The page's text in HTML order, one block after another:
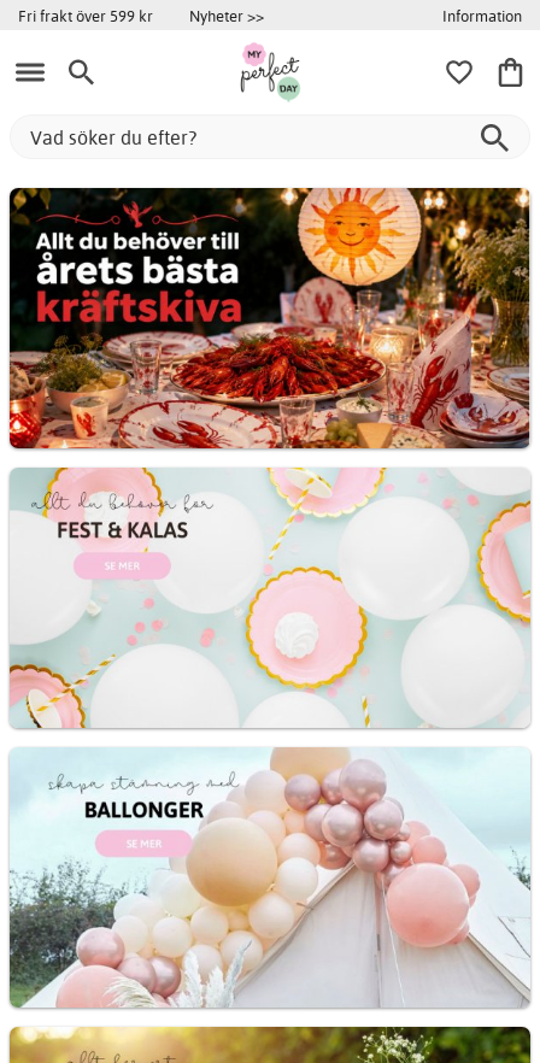
Fri frakt över 599 kr Nyheter >> Information